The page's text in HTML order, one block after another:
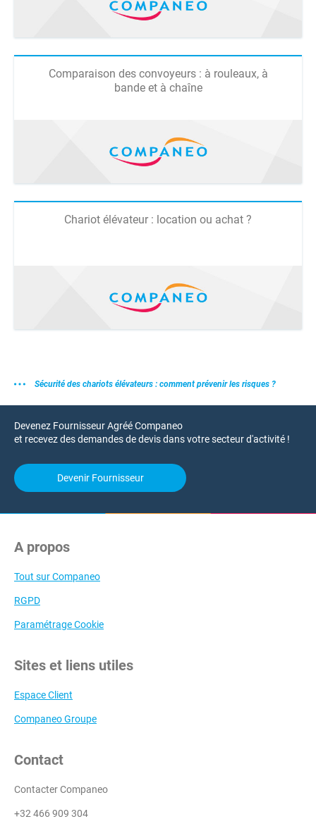
Comparaison des convoyeurs : à rouleaux, à
bande et à chaîne
Chariot élévateur : location ou achat ?
Sécurité des chariots élévateurs : comment prévenir les risques ?
Devenez Fournisseur Agréé Companeo
et recevez des demandes de devis dans votre secteur d'activité !
Devenir Fournisseur
A propos
Tout sur Companeo
RGPD
Paramétrage Cookie
Sites et liens utiles
Espace Client
Companeo Groupe
Contact
Contacter Companeo
+32 466 909 304